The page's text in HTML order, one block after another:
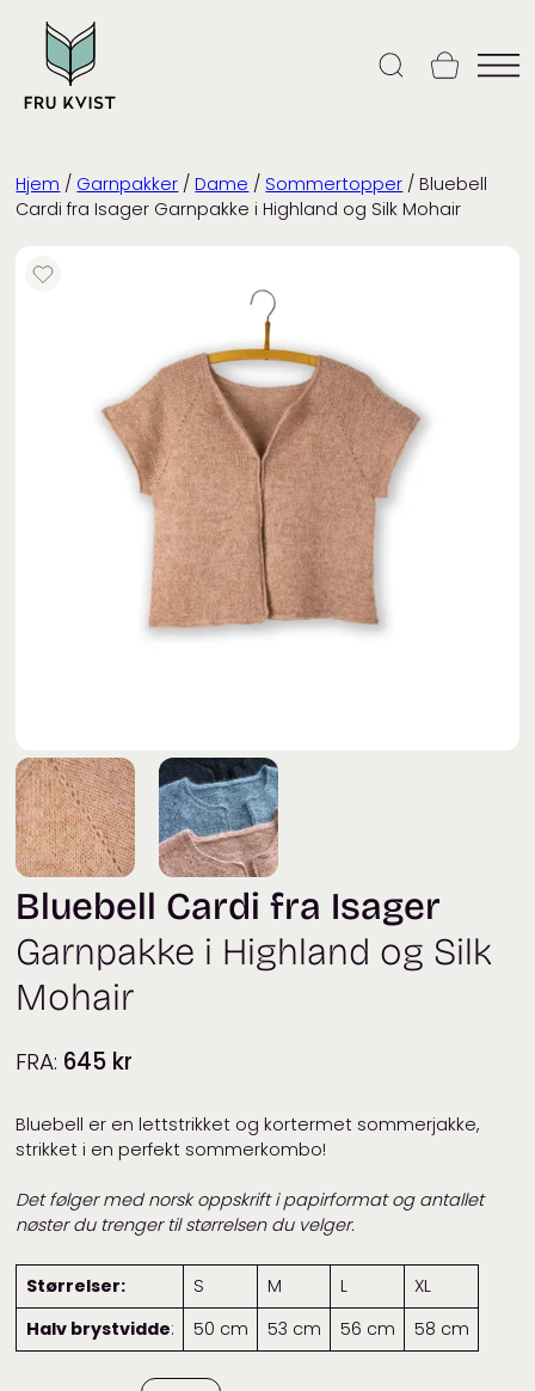
content
Hjem / Garnpakker / Dame / Sommertopper / Bluebell
Cardi fra Isager Garnpakke i Highland og Silk Mohair
Bluebell Cardi fra Isager
Garnpakke i Highland og Silk
Mohair
FRA: 645 kr
Bluebell er en lettstrikket og kortermet sommerjakke,
strikket i en perfekt sommerkombo!
Det følger med norsk oppskrift i papirformat og antallet
nøster du trenger til størrelsen du velger.
Størrelser: S M L
XL
Halv brystvidde: 50 cm 53 cm 56 cm 58 cm